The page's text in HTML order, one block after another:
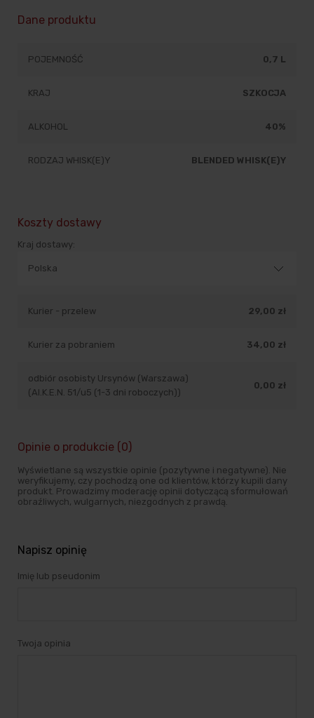
Dane produktu
POJEMNOŚĆ 0,7 L
KRAJ SZKOCJA
ALKOHOL 40%
RODZAJ WHISK(E)Y BLENDED WHISK(E)Y
Koszty dostawy
Kraj dostawy:
Kurier - przelew 29,00 zł
Kurier za pobraniem 34,00 zł
odbiór osobisty Ursynów (Warszawa)
(Al.K.E.N. 51/u5 (1-3 dni roboczych))
0,00 zł
Opinie o produkcie (0)
Wyświetlane są wszystkie opinie (pozytywne i negatywne). Nie
weryfikujemy, czy pochodzą one od klientów, którzy kupili dany
produkt. Prowadzimy moderację opinii dotyczącą sformułowań
obraźliwych, wulgarnych, niezgodnych z prawdą.
Napisz opinię
Imię lub pseudonim
Twoja opinia